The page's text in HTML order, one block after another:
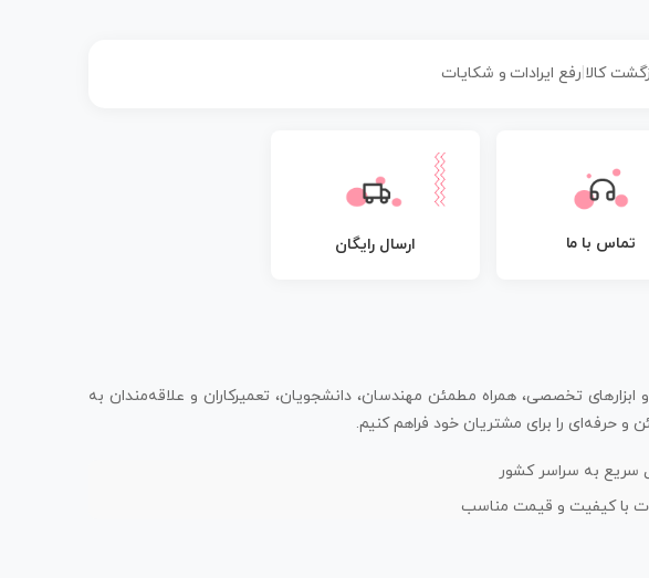
کالا رفع ایرادات و شکایات
تماس با ما ارسال رایگان
تخصصی، همراه مطمئن مهندسان، دانشجویان، تعمیرکاران و علاقه‌مندان به
حرفه‌ای را برای مشتریان خود فراهم کنیم.
سریع به سراسر کشور
با کیفیت و قیمت مناسب